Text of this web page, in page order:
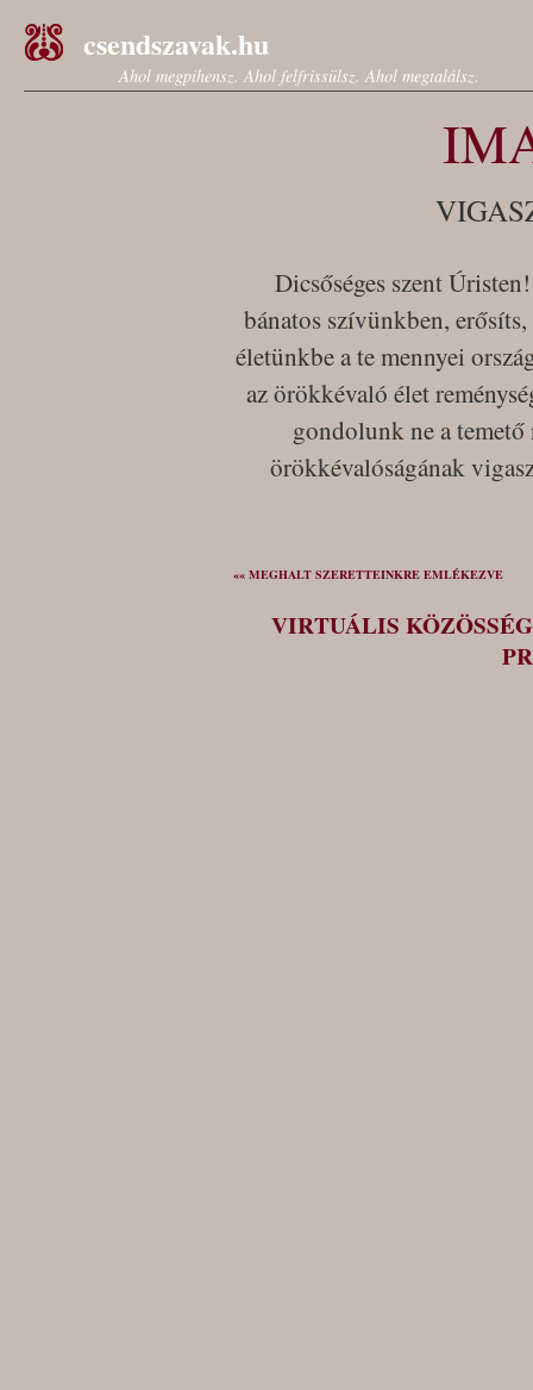
csendszavak.hu
Ahol megpihensz. Ahol felfrissülsz. Ahol megtalálsz.
Dicsőséges szent
bánatos szívünkben,
életünkbe a te mennyei
az örökkévaló élet
gondolunk ne a
örökkévalóságának
«« MEGHALT SZERETTEINKRE EMLÉKEZVE
VIRTUÁLIS KÖZÖSSÉG